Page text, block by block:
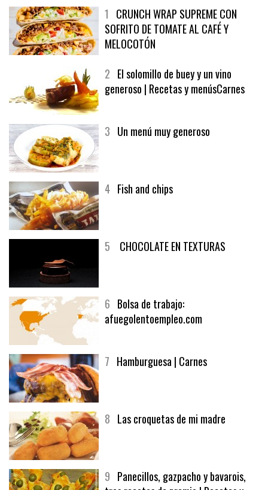
1CRUNCH WRAP SUPREME CON
SOFRITO DE TOMATE AL CAFÉ Y
MELOCOTÓN
2El solomillo de buey y un vino
6Bolsa de trabajo: